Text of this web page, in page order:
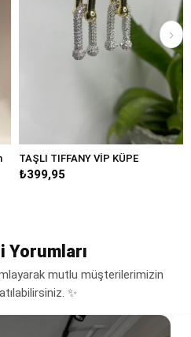
VİP KÜPE BÜYÜK
Yorumları
mutlu müşterilerimizin
✨